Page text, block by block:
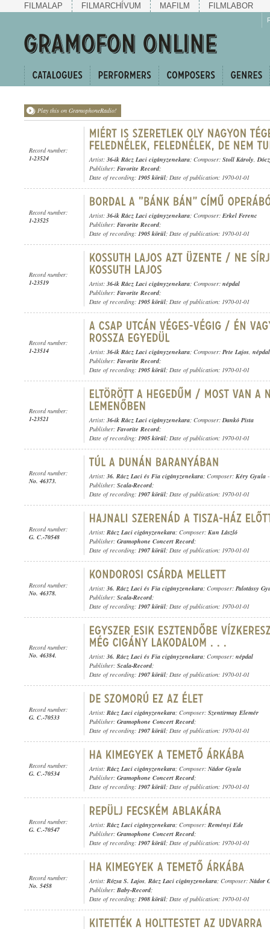
FILMALAP FILMARCHÍVUM MAFILM FILMLABOR
Play this on GramophoneRadio!
Record number:
1-23524
Artist: 36-ik Rácz Laci cigányzenekara; Composer: Stoll Károly,
Publisher: Favorite Record;
Date of recording: 1905 körül; Date of publication: 1970-01-01
Record number:
1-23525
Artist: 36-ik Rácz Laci cigányzenekara; Composer: Erkel Ferenc
Publisher: Favorite Record;
Date of recording: 1905 körül; Date of publication: 1970-01-01
Record number:
1-23519
Artist: 36-ik Rácz Laci cigányzenekara; Composer: népdal
Publisher: Favorite Record;
Date of recording: 1905 körül; Date of publication: 1970-01-01
Record number:
1-23514
Artist: 36-ik Rácz Laci cigányzenekara; Composer: Pete Lajos, népdal
Publisher: Favorite Record;
Date of recording: 1905 körül; Date of publication: 1970-01-01
Record number:
1-23521
Artist: 36-ik Rácz Laci cigányzenekara; Composer:Dankó Pista
Publisher: Favorite Record;
Date of recording: 1905 körül; Date of publication: 1970-01-01
Record number:
No. 46373.
Artist: 36. Rácz Laci és Fia cigányzenekara; Composer: Kéry Gyula
Publisher: Scala-Record;
Date of recording: 1907 körül; Date of publication: 1970-01-01
Record number:
G. C.-70548
Artist: Rácz Laci cigányzenekara; Composer: Kun László
Publisher: Gramophone Concert Record;
Date of recording: 1907 körül; Date of publication: 1970-01-01
Record number:
No. 46378.
Artist: 36. Rácz Laci és Fia cigányzenekara; Composer: Palotássy
Publisher: Scala-Record;
Date of recording: 1907 körül; Date of publication: 1970-01-01
Record number:
No. 46384.
Artist: 36. Rácz Laci és Fia cigányzenekara; Composer: népdal
Publisher: Scala-Record;
Date of recording: 1907 körül; Date of publication: 1970-01-01
Record number:
G. C.-70533
Artist: Rácz Laci cigányzenekara; Composer: Szentirmay Elemér
Publisher: Gramophone Concert Record;
Date of recording: 1907 körül; Date of publication: 1970-01-01
Record number:
G. C.-70534
Artist: Rácz Laci cigányzenekara; Composer: Nádor Gyula
Publisher: Gramophone Concert Record;
Date of recording: 1907 körül; Date of publication: 1970-01-01
Record number:
G. C.-70547
Artist: Rácz Laci cigányzenekara; Composer: Reményi Ede
Publisher: Gramophone Concert Record;
Date of recording: 1907 körül; Date of publication: 1970-01-01
Record number:
No. 5458
Artist: Rózsa S. Lajos, Rácz Laci cigányzenekara; Composer: Nádor
Publisher: Baby-Record;
Date of recording: 1908 körül; Date of publication: 1970-01-01